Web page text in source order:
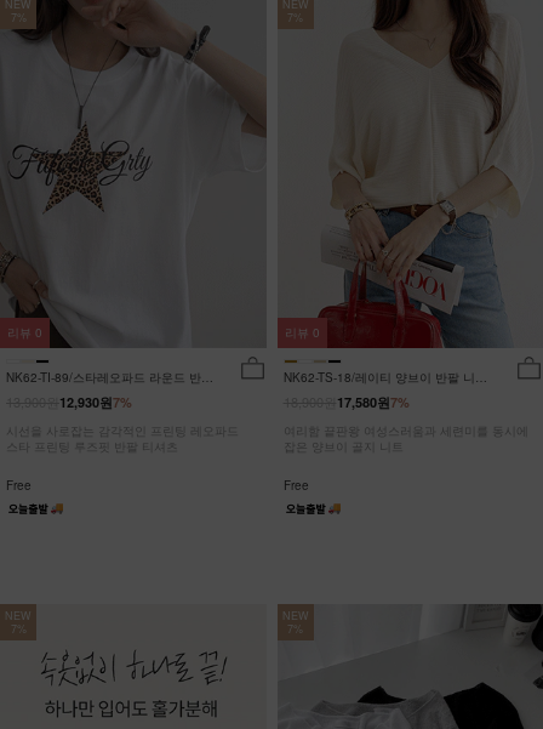
NEW
7%
NK62-TI-89/스타레오파드 라운드 반팔
7%
12,930원
시선을 사로잡는 감각적인 프린팅 레오파드
스타 프린팅 루즈핏 반팔 티셔츠
Free
리뷰 0
NEW
7%
NK62-TS-18/레이티 양브이 반팔 니트
7%
17,580원
여리함 끝판왕 여성스러움과 세련미를 동시에
잡은 양브이 골지 니트
Free
리뷰 0
NEW
7%
NEW
7%